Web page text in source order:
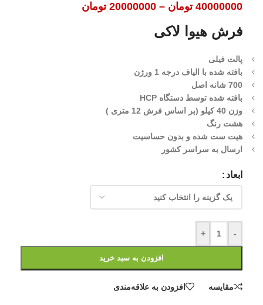
40000000 تومان –
20000000 تومان
فرش هیوا لاکی
پالت فیلی
بافته شده با الیاف درجه 1 ورژن
700 شانه اصل
بافته شده توسط دستگاه HCP
وزن 40 کیلو (بر اساس فرش 12 متری )
هشت رنگ
هیت ست شده و بدون حساسیت
ارسال به سراسر کشور
ابعاد
-
+
افزودن به سبد خرید
مقایسه افزودن به علاقه‌مندی